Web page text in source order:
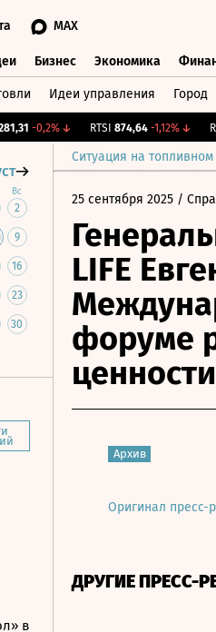
MAX
Бизнес Экономика
Идеи управления Город
-0,2%↓ RTSI 874,64 -1,12%↓
Ситуация на
Вс
2
9
16
23
30
в
25 сентября 2025 /
LIFE
форуме
Архив
Оригинал пресс-
ДРУГИЕ ПРЕСС-